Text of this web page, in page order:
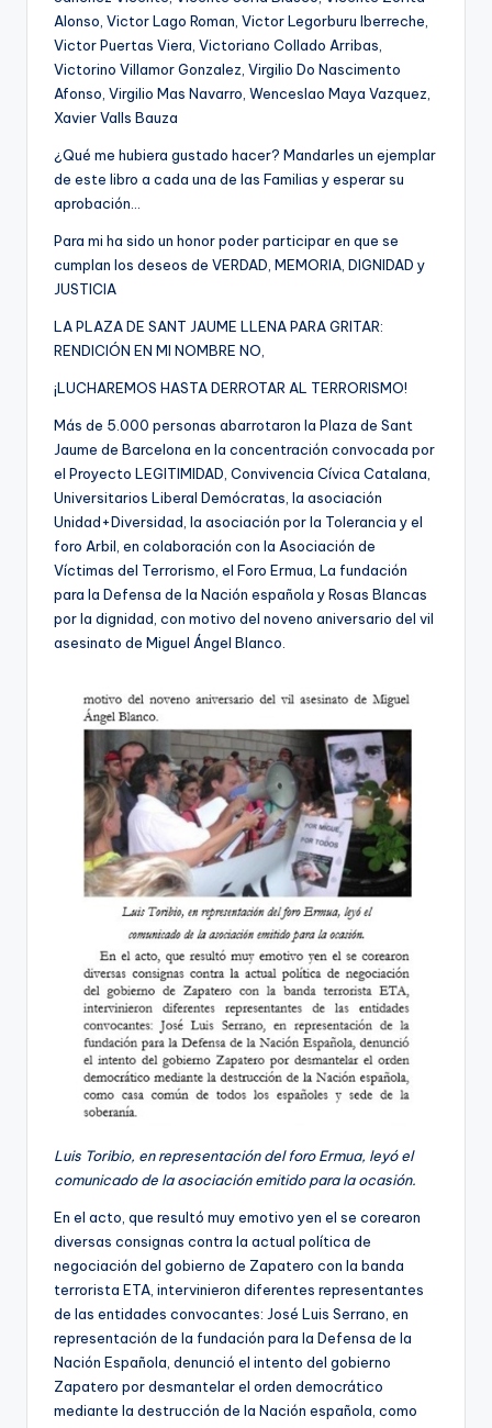
¿Qué me hubiera gustado hacer? Mandarles un ejemplar
de este libro a cada una de las Familias y esperar su
aprobación…
Para mi ha sido un honor poder participar en que se
cumplan los deseos de VERDAD, MEMORIA, DIGNIDAD y
JUSTICIA
LA PLAZA DE SANT JAUME LLENA PARA GRITAR:
RENDICIÓN EN MI NOMBRE NO,
¡LUCHAREMOS HASTA DERROTAR AL TERRORISMO!
Más de 5.000 personas abarrotaron la Plaza de Sant
Jaume de Barcelona en la concentración convocada por
el Proyecto LEGITIMIDAD, Convivencia Cívica Catalana,
Universitarios Liberal Demócratas, la asociación
Unidad+Diversidad, la asociación por la Tolerancia y el
foro Arbil, en colaboración con la Asociación de
Víctimas del Terrorismo, el Foro Ermua, La fundación
para la Defensa de la Nación española y Rosas Blancas
por la dignidad, con motivo del noveno aniversario del vil
asesinato de Miguel Ángel Blanco.
Luis Toribio, en representación del foro Ermua, leyó el
comunicado de la asociación emitido para la ocasión.
En el acto, que resultó muy emotivo yen el se corearon
diversas consignas contra la actual política de
negociación del gobierno de Zapatero con la banda
terrorista ETA, intervinieron diferentes representantes
de las entidades convocantes: José Luis Serrano, en
representación de la fundación para la Defensa de la
Nación Española, denunció el intento del gobierno
Zapatero por desmantelar el orden democrático
mediante la destrucción de la Nación española, como